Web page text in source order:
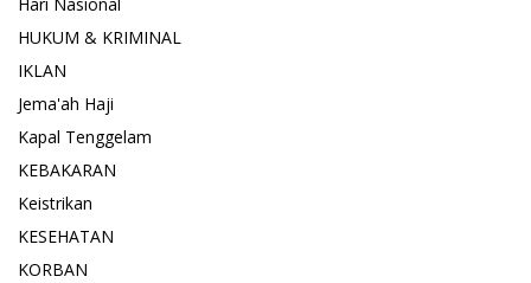
HUKUM & KRIMINAL
IKLAN
Jema'ah Haji
Kapal Tenggelam
KEBAKARAN
Keistrikan
KESEHATAN
KORBAN